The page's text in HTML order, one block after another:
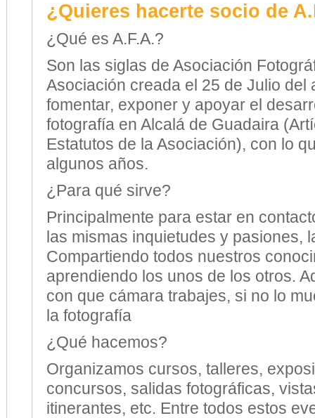
¿Quieres hacerte socio de
¿Qué es A.F.A.?
Son las siglas de Asociación
Asociación creada el 25 de Julio del
fomentar, exponer y apoyar el
fotografía en Alcalá de Guadaira
Estatutos de la Asociación), con lo
algunos años.
¿Para qué sirve?
Principalmente para estar en
las mismas inquietudes y pasiones,
Compartiendo todos nuestros
aprendiendo los unos de los otros.
con que cámara trabajes, si no lo
la fotografía
¿Qué hacemos?
Organizamos cursos, talleres,
concursos, salidas fotográficas,
itinerantes, etc. Entre todos estos